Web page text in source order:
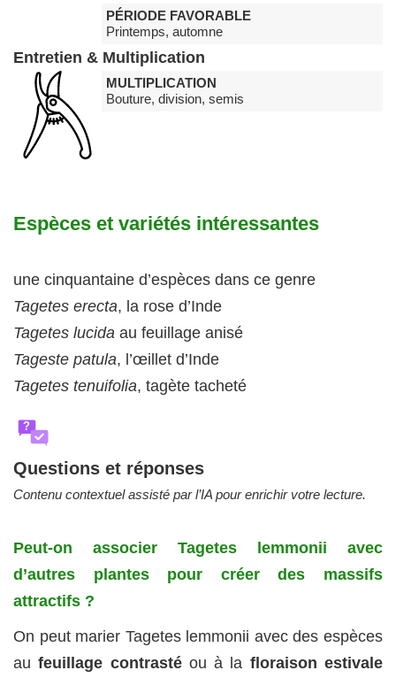
PÉRIODE FAVORABLE
Printemps, automne
Entretien & Multiplication
MULTIPLICATION
Bouture, division, semis
Espèces et variétés intéressantes
une cinquantaine d’espèces dans ce genre
Tagetes erecta, la rose d’Inde
Tagetes lucida au feuillage anisé
Tageste patula, l’œillet d’Inde
Tagetes tenuifolia, tagète tacheté
?
Questions et réponses
Contenu contextuel assisté par l’IA pour enrichir votre lecture.
Peut-on associer Tagetes lemmonii avec
d’autres plantes pour créer des massifs
attractifs ?
On peut marier Tagetes lemmonii avec des espèces
aufeuillage contrastéou à la floraison estivale